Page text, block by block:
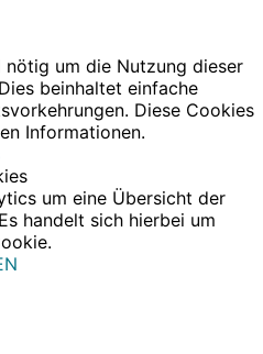
um die Nutzung dieser
beinhaltet einfache
Diese Cookies
Informationen.
um eine Übersicht der
handelt sich hierbei um